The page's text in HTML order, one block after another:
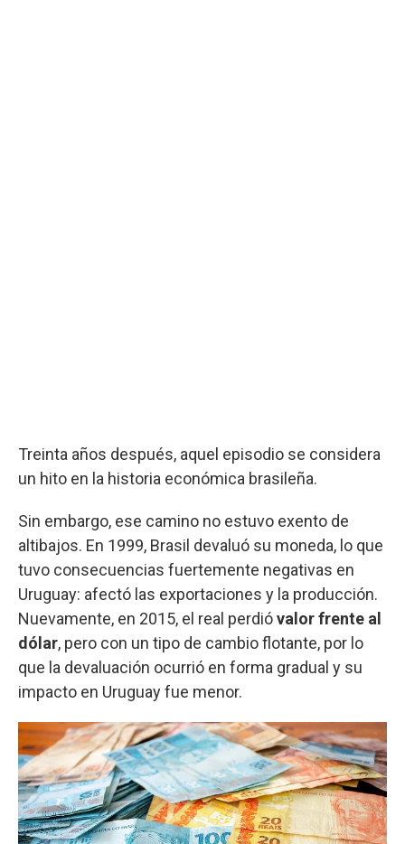
Treinta años después, aquel episodio se considera
un hito en la historia económica brasileña.
Sin embargo, ese camino no estuvo exento de
altibajos. En 1999, Brasil devaluó su moneda, lo que
tuvo consecuencias fuertemente negativas en
Uruguay: afectó las exportaciones y la producción.
Nuevamente, en 2015, el real perdióvalor frente al
dólar, pero con un tipo de cambio flotante, por lo
que la devaluación ocurrió en forma gradual y su
impacto en Uruguay fue menor.